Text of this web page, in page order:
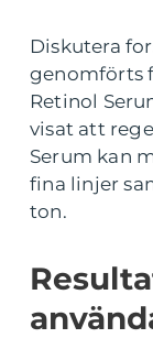
Diskutera
genomförts
Retinol
visat att
Serum kan
fina linjer
ton.